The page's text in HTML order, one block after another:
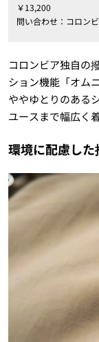
￥13,200
問い合わせ：コロン
コロンビア独自の
ション機能「オム
ややゆとりのある
ユースまで幅広く
環境に配慮し